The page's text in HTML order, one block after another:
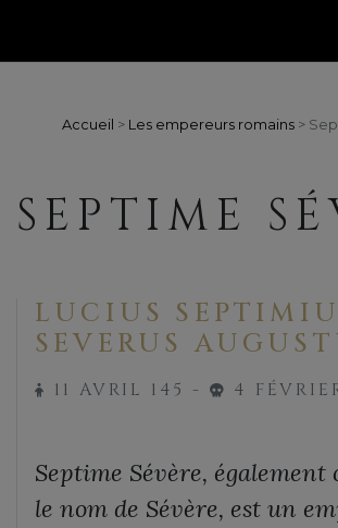
Accueil > Les empereurs romains>
SEPTIME
LUCIUS
SEVERUS
11 AVRIL 145 - 4
Septime Sévère, également
le nom de Sévère, est un